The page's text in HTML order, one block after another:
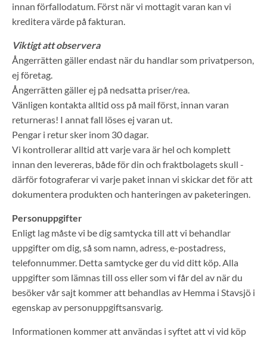
innan förfallodatum. Först när vi mottagit varan kan vi
kreditera värde på fakturan.
Viktigt att observera
Ångerrätten gäller endast när du handlar som privatperson,
ej företag.
Ångerrätten gäller ej på nedsatta priser/rea.
Vänligen kontakta alltid oss på mail först, innan varan
returneras! I annat fall löses ej varan ut.
Pengar i retur sker inom 30 dagar.
Vi kontrollerar alltid att varje vara är hel och komplett
innan den levereras, både för din och fraktbolagets skull -
därför fotograferar vi varje paket innan vi skickar det för att
dokumentera produkten och hanteringen av paketeringen.
Personuppgifter
Enligt lag måste vi be dig samtycka till att vi behandlar
uppgifter om dig, så som namn, adress, e-postadress,
telefonnummer. Detta samtycke ger du vid ditt köp. Alla
uppgifter som lämnas till oss eller som vi får del av när du
besöker vår sajt kommer att behandlas av Hemma i Stavsjö i
egenskap av personuppgiftsansvarig.
Informationen kommer att användas i syftet att vi vid köp